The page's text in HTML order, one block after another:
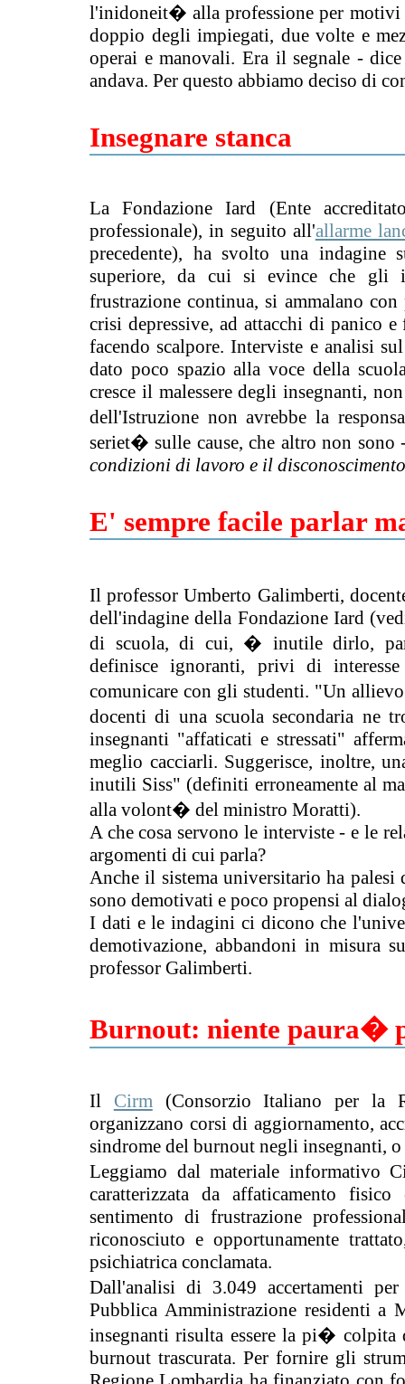
l'inidoneit� alla professione per
doppio degli impiegati, due volte e
operai e manovali. Era il segnale -
andava. Per questo abbiamo deciso di
Insegnare stanca
La Fondazione Iard (Ente
professionale), in seguito all'allarme
precedente), ha svolto una indagine
superiore, da cui si evince che gli
frustrazione continua, si ammalano
crisi depressive, ad attacchi di panico
facendo scalpore. Interviste e analisi
dato poco spazio alla voce della
cresce il malessere degli insegnanti,
dell'Istruzione non avrebbe la
seriet� sulle cause, che altro non
condizioni di lavoro e il
E' sempre facile parlar
Il professor Umberto Galimberti,
dell'indagine della Fondazione Iard
di scuola, di cui, � inutile dirlo,
definisce ignoranti, privi di
comunicare con gli studenti. "Un
docenti di una scuola secondaria
insegnanti "affaticati e stressati"
meglio cacciarli. Suggerisce, inoltre,
inutili Siss" (definiti erroneamente al
alla volont� del ministro Moratti).
A che cosa servono le interviste - e le
argomenti di cui parla?
Anche il sistema universitario ha
sono demotivati e poco propensi al
I dati e le indagini ci dicono che
demotivazione, abbandoni in misura
professor Galimberti.
Burnout: niente paura�
Il Cirm(Consorzio Italiano per la
organizzano corsi di aggiornamento,
sindrome del burnout negli insegnanti,
Leggiamo dal materiale informativo
caratterizzata da affaticamento
sentimento di frustrazione
riconosciuto e opportunamente
psichiatrica conclamata.
Dall'analisi di 3.049 accertamenti
Pubblica Amministrazione residenti a
insegnanti risulta essere la pi� colpita
burnout trascurata. Per fornire gli